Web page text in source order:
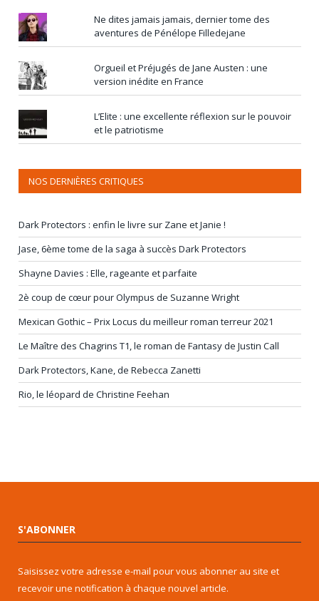
Ne dites jamais jamais, dernier tome des
aventures de Pénélope Filledejane
Orgueil et Préjugés de Jane Austen : une
version inédite en France
L’Elite : une excellente réflexion sur le pouvoir
et le patriotisme
NOS DERNIÈRES CRITIQUES
Dark Protectors : enfin le livre sur Zane et Janie !
Jase, 6ème tome de la saga à succès Dark Protectors
Shayne Davies : Elle, rageante et parfaite
2è coup de cœur pour Olympus de Suzanne Wright
Mexican Gothic – Prix Locus du meilleur roman terreur 2021
Le Maître des Chagrins T1, le roman de Fantasy de Justin Call
Dark Protectors, Kane, de Rebecca Zanetti
Rio, le léopard de Christine Feehan
S'ABONNER
Saisissez votre adresse e-mail pour vous abonner au site et
recevoir une notification à chaque nouvel article.